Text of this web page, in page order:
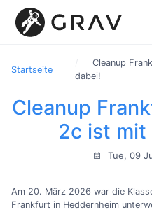
Startseite
Cleanup
dabei!
Cleanup
2c ist mit
Tue, 09
Am 20. März 2026 war die
Frankfurt in Heddernheim